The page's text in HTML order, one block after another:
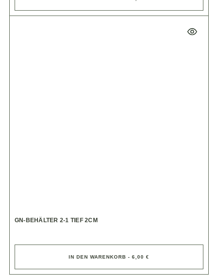
GN-BEHÄLTER 2-1 TIEF 2CM
IN DEN WARENKORB - 6,00 €